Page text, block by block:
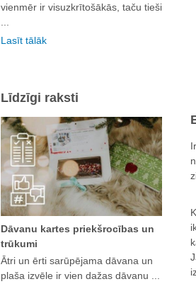
vienmēr ir visuzkrītošākās, taču tieši
Lasīt tālāk
Līdzīgi raksti
Dāvanu kartes priekšrocības un
trūkumi
Ātri un ērti sarūpējama dāvana un
plaša izvēle ir vien dažas dāvanu ...